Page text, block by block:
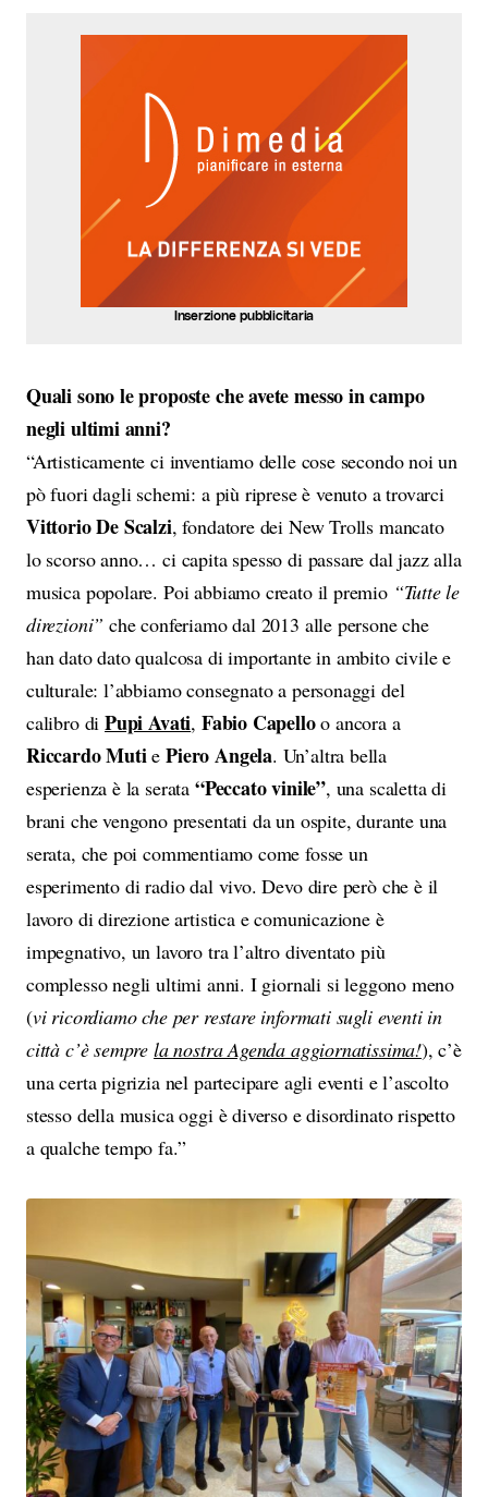
Inserzione pubblicitaria
Quali sono le proposte che avete messo in campo
negli ultimi anni?
“Artisticamente ci inventiamo delle cose secondo noi un
pò fuori dagli schemi: a più riprese è venuto a trovarci
Vittorio De Scalzi, fondatore dei New Trolls mancato
lo scorso anno… ci capita spesso di passare dal jazz alla
musica popolare. Poi abbiamo creato il premio “Tutte le
direzioni” che conferiamo dal 2013 alle persone che
han dato dato qualcosa di importante in ambito civile e
culturale: l’abbiamo consegnato a personaggi del
calibro diPupi Avati, Fabio Capelloo ancora a
Riccardo MutiePiero Angela. Un’altra bella
esperienza è la serata “Peccato vinile”, una scaletta di
brani che vengono presentati da un ospite, durante una
serata, che poi commentiamo come fosse un
esperimento di radio dal vivo. Devo dire però che è il
lavoro di direzione artistica e comunicazione è
impegnativo, un lavoro tra l’altro diventato più
complesso negli ultimi anni. I giornali si leggono meno
(vi ricordiamo che per restare informati sugli eventi in
città c’è sempre la nostra Agenda aggiornatissima!), c’è
una certa pigrizia nel partecipare agli eventi e l’ascolto
stesso della musica oggi è diverso e disordinato rispetto
a qualche tempo fa.”